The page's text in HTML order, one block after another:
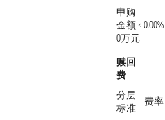
申购
金额 <
0万元
0.00%
赎回
费
分层
标准
费率